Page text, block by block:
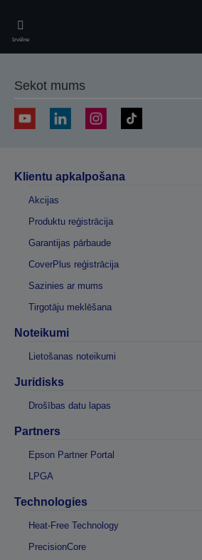
main
content
Izvēlne
Sekot mums
Klientu apkalpošana
Akcijas
Produktu reģistrācija
Garantijas pārbaude
CoverPlus reģistrācija
Sazinies ar mums
Tirgotāju meklēšana
Noteikumi
Lietošanas noteikumi
Juridisks
Drošības datu lapas
Partners
Epson Partner Portal
LPGA
Technologies
Heat-Free Technology
PrecisionCore